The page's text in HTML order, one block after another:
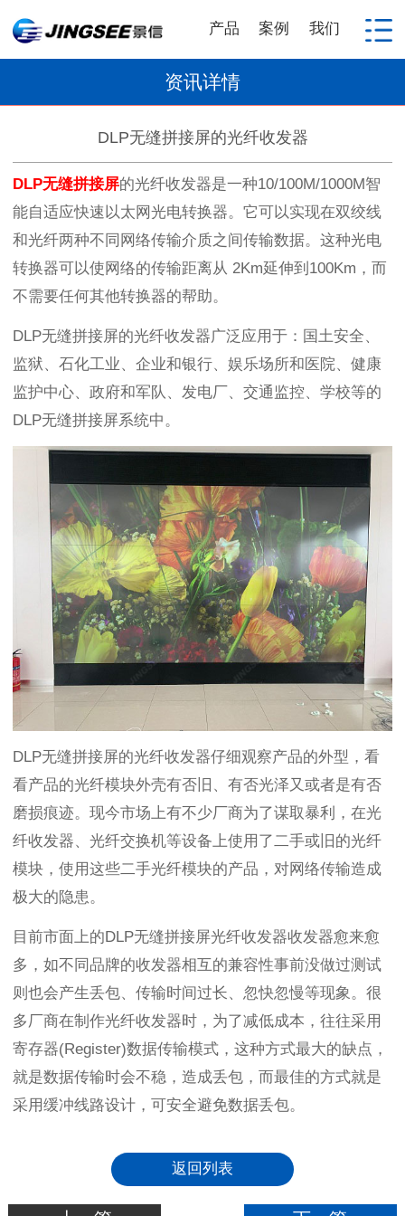
产品 案例 我们
资讯详情
DLP无缝拼接屏的光纤收发器
DLP无缝拼接屏的光纤收发器是一种10/100M/1000M智
能自适应快速以太网光电转换器。它可以实现在双绞线
和光纤两种不同网络传输介质之间传输数据。这种光电
转换器可以使网络的传输距离从 2Km延伸到 100Km ，而
不需要任何其他转换器的帮助。
DLP无缝拼接屏的光纤收发器广泛应用于：国土安全、
监狱、石化工业、企业和银行、娱乐场所和医院、健康
监护中心、政府和军队、发电厂、交通监控、学校等的
DLP无缝拼接屏系统中。
DLP无缝拼接屏的光纤收发器仔细观察产品的外型，看
看产品的光纤模块外壳有否旧、有否光泽又或者是有否
磨损痕迹。现今市场上有不少厂商为了谋取暴利，在光
纤收发器、光纤交换机等设备上使用了二手或旧的光纤
模块，使用这些二手光纤模块的产品，对网络传输造成
极大的隐患。
目前市面上的DLP无缝拼接屏光纤收发器收发器愈来愈
多，如不同品牌的收发器相互的兼容性事前没做过测试
则也会产生丢包、传输时间过长、忽快忽慢等现象。很
多厂商在制作光纤收发器时，为了减低成本，往往采用
寄存器(Register)数据传输模式，这种方式最大的缺点，
就是数据传输时会不稳，造成丢包，而最佳的方式就是
采用缓冲线路设计，可安全避免数据丢包。
返回列表